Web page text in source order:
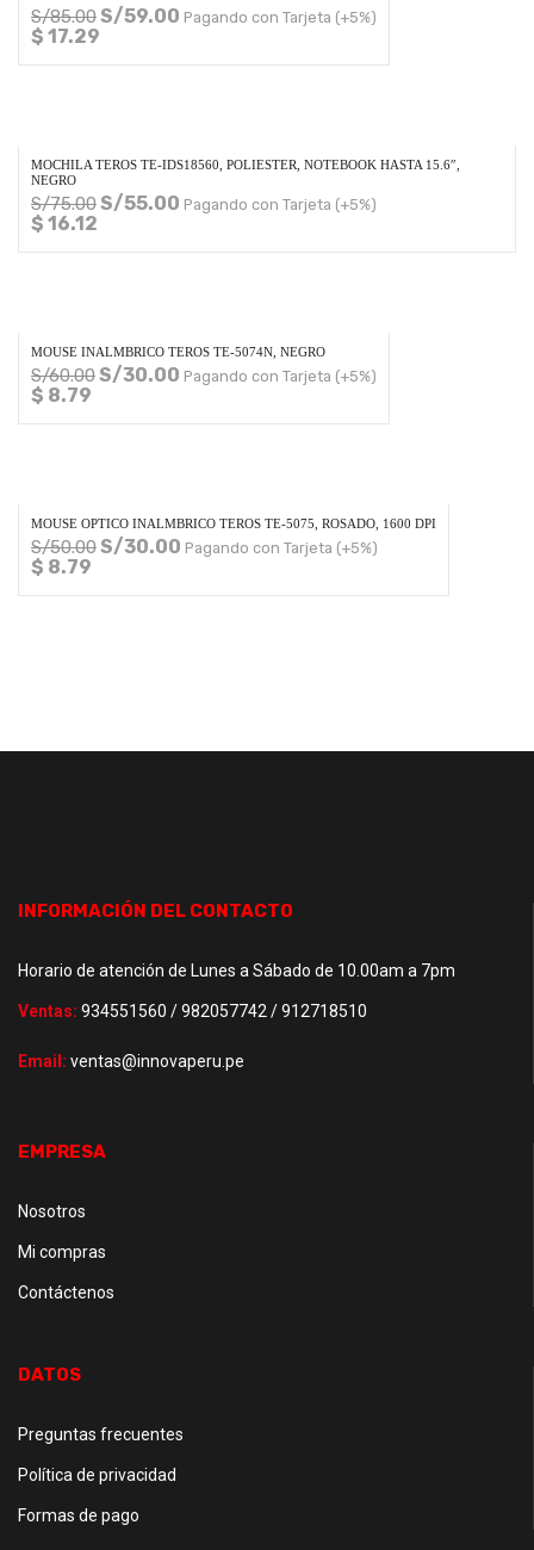
S/85.00S/59.00 Pagando con Tarjeta (+5%)
$ 17.29
MOCHILA TEROS TE-IDS18560, POLIESTER, NOTEBOOK HASTA 15.6″,
NEGRO
S/75.00S/55.00 Pagando con Tarjeta (+5%)
$ 16.12
MOUSE INALMBRICO TEROS TE-5074N, NEGRO
S/60.00S/30.00 Pagando con Tarjeta (+5%)
$ 8.79
MOUSE OPTICO INALMBRICO TEROS TE-5075, ROSADO, 1600 DPI
S/50.00S/30.00 Pagando con Tarjeta (+5%)
$ 8.79
INFORMACIÓN DEL CONTACTO
Horario de atención de Lunes a Sábado de 10.00am a 7pm
Ventas: 934551560 / 982057742 / 912718510
Email: ventas@innovaperu.pe
EMPRESA
Nosotros
Mi compras
Contáctenos
DATOS
Preguntas frecuentes
Política de privacidad
Formas de pago